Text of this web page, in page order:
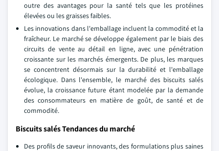
outre des avantages pour la santé tels que les protéines
élevées ou les graisses faibles.
Les innovations dans l'emballage incluent la commodité et la
fraîcheur. Le marché se développe également par le biais des
circuits de vente au détail en ligne, avec une pénétration
croissante sur les marchés émergents. De plus, les marques
se concentrent désormais sur la durabilité et l'emballage
écologique. Dans l'ensemble, le marché des biscuits salés
évolue, la croissance future étant modelée par la demande
des consommateurs en matière de goût, de santé et de
commodité.
Biscuits salés Tendances du marché
Des profils de saveur innovants, des formulations plus saines